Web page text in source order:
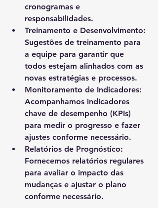
cronogramas e
responsabilidades.
Treinamento e Desenvolvimento:
Sugestões de treinamento para
a equipe para garantir que
todos estejam alinhados com as
novas estratégias e processos.
Monitoramento de Indicadores:
Acompanhamos indicadores
chave de desempenho (KPIs)
para medir o progresso e fazer
ajustes conforme necessário.
Relatórios de Prognóstico:
Fornecemos relatórios regulares
para avaliar o impacto das
mudanças e ajustar o plano
conforme necessário.